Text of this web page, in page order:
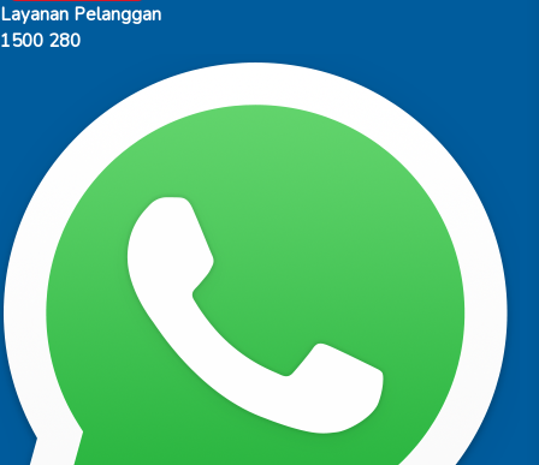
Layanan Pelanggan
1500 280